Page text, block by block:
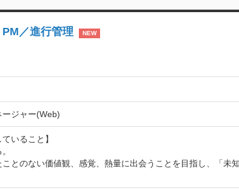
／進行管理 NEW
ジャー(Web)
いること】
とのない価値観、感覚、熱量に出会うことを目指し、「未